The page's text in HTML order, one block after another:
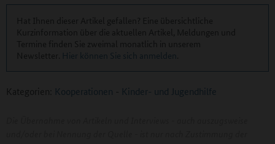
Hier können Sie sich anmelden
Kategorien: Kooperationen - Kinder- und Jugendhilfe